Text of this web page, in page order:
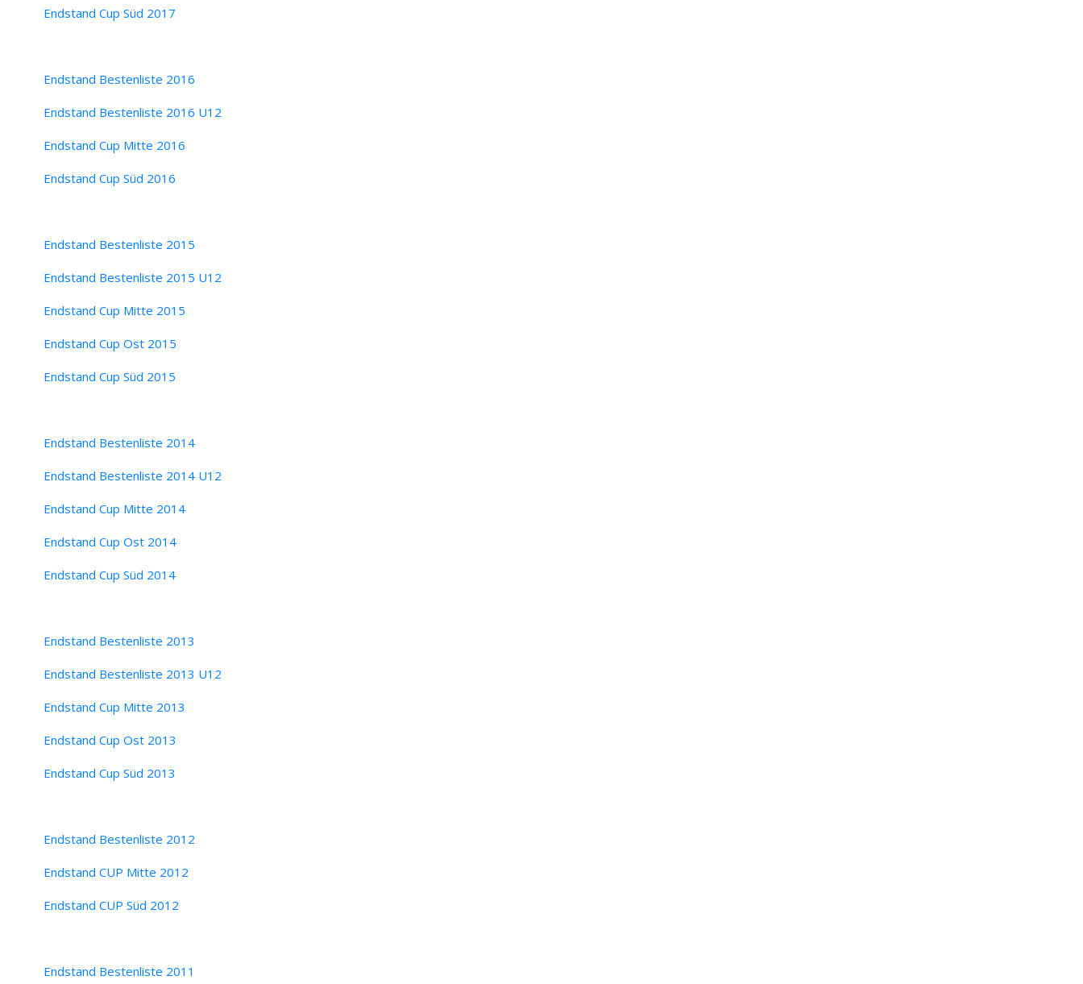
Endstand Cup Süd 2017
Endstand Bestenliste 2016
Endstand Bestenliste 2016 U12
Endstand Cup Mitte 2016
Endstand Cup Süd 2016
Endstand Bestenliste 2015
Endstand Bestenliste 2015 U12
Endstand Cup Mitte 2015
Endstand Cup Ost 2015
Endstand Cup Süd 2015
Endstand Bestenliste 2014
Endstand Bestenliste 2014 U12
Endstand Cup Mitte 2014
Endstand Cup Ost 2014
Endstand Cup Süd 2014
Endstand Bestenliste 2013
Endstand Bestenliste 2013 U12
Endstand Cup Mitte 2013
Endstand Cup Ost 2013
Endstand Cup Süd 2013
Endstand Bestenliste 2012
Endstand CUP Mitte 2012
Endstand CUP Süd 2012
Endstand Bestenliste 2011